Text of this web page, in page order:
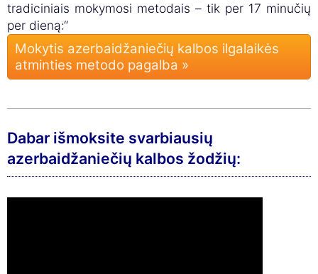
tradiciniais mokymosi metodais – tik per 17 minučių
per dieną:“
Mokytis azerbaidžaniečių kalbos ilgalaikės
atminties metodo pagalba »
Dabar išmoksite svarbiausių
azerbaidžaniečių kalbos žodžių: